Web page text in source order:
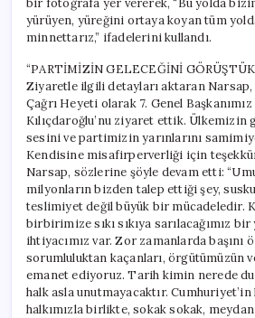
yürüyen, yüreğini ortaya koyan tüm
minnettarız,” ifadelerini kullandı.
“PARTİMİZİN GELECEĞİNİ
Ziyaretle ilgili detayları aktaran Narsap,
Çağrı Heyeti olarak 7. Genel Başkanımız
Kılıçdaroğlu’nu ziyaret ettik. Ülkemizin
sesini ve partimizin yarınlarını
Kendisine misafirperverliği için
Narsap, sözlerine şöyle devam etti:
milyonların bizden talep ettiği şey,
teslimiyet değil büyük bir mücadeledir.
birbirimize sıkı sıkıya sarılacağımız bir
ihtiyacımız var. Zor zamanlarda başını
sorumluluktan kaçanları, örgütümüzün
emanet ediyoruz. Tarih kimin nerede
halk asla unutmayacaktır.
halkımızla birlikte, sokak sokak,